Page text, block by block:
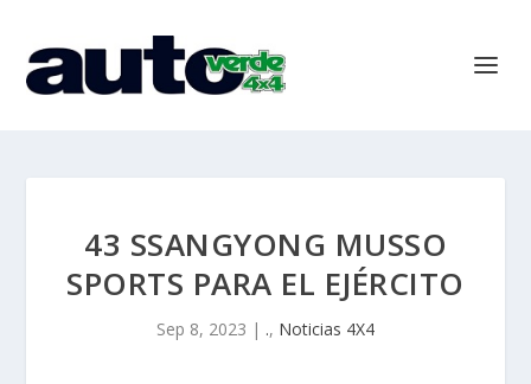
43 SSANGYONG MUSSO
SPORTS PARA EL EJÉRCITO
Sep 8, 2023 | ., Noticias 4X4